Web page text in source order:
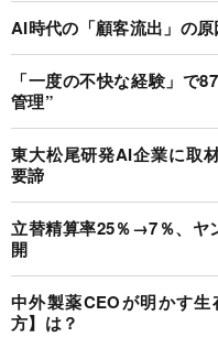
AI時代の「顧客流出」の原
「一度の不快な経験」
管理”
東大松尾研発AI企業に取
要諦
立替精算率25％→7％、ヤ
開
中外製薬CEOが明かす
方】は？